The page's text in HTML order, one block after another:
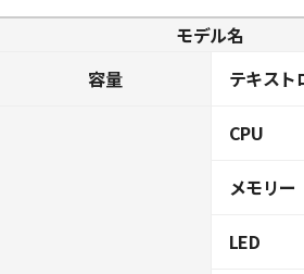
モデル名
容量
テキスト
CPU
メモリー
LED